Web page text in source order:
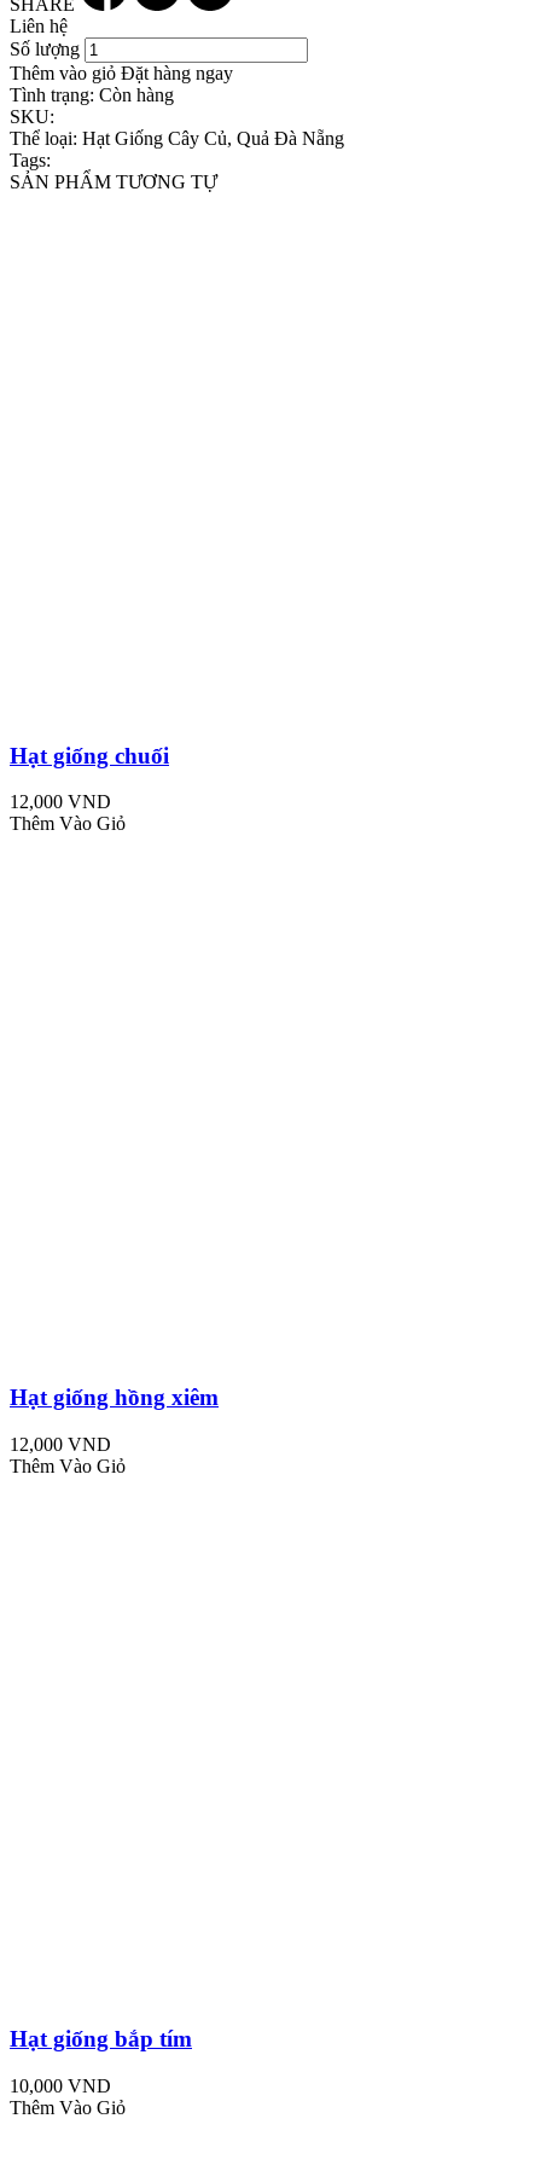
Liên hệ
Số lượng
Thêm vào giỏ Đặt hàng ngay
Tình trạng: Còn hàng
SKU:
Thể loại: Hạt Giống Cây Củ, Quả Đà Nẵng
Tags:
SẢN PHẨM TƯƠNG TỰ
Hạt giống chuối
12,000 VND
Thêm Vào Giỏ
Hạt giống hồng xiêm
12,000 VND
Thêm Vào Giỏ
Hạt giống bắp tím
10,000 VND
Thêm Vào Giỏ